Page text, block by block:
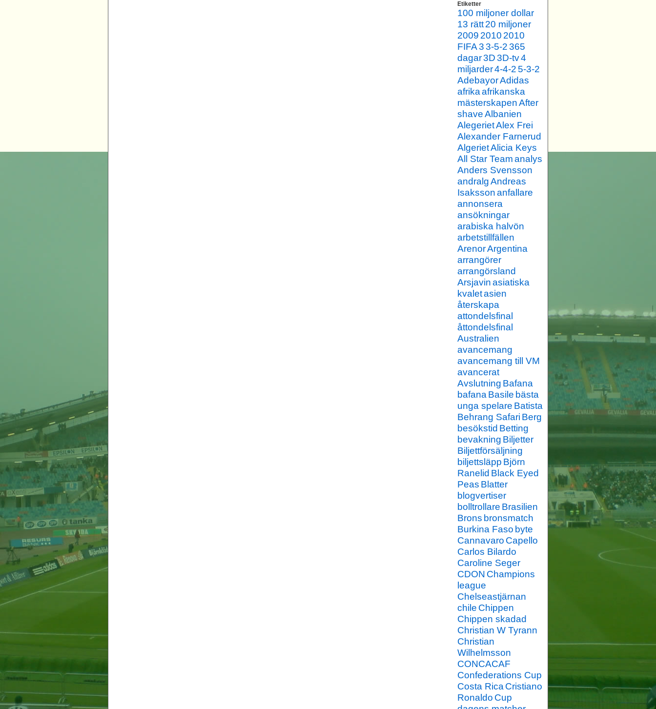
Etiketter
100 miljoner dollar
13 rätt20 miljoner
2009 2010 2010
FIFA33-5-2365
dagar3D3D-tv4
miljarder4-4-2 5-3-2
AdebayorAdidas
afrikaafrikanska
mästerskapenAfter
shaveAlbanien
AlegerietAlex Frei
Alexander Farnerud
AlgerietAlicia Keys
All Star Teamanalys
Anders Svensson
andralgAndreas
Isakssonanfallare
annonsera
ansökningar
arabiska halvön
arbetstillfällen
ArenorArgentina
arrangörer
arrangörsland
Arsjavinasiatiska
kvaletasien
återskapa
attondelsfinal
åttondelsfinal
Australien
avancemang
avancemang till VM
avancerat
Avslutning Bafana
bafana Basile bästa
unga spelare Batista
Behrang Safari Berg
besökstid Betting
bevakning Biljetter
Biljettförsäljning
biljettsläpp Björn
Ranelid Black Eyed
Peas Blatter
blogvertiser
bolltrollare Brasilien
Brons bronsmatch
Burkina Faso byte
Cannavaro Capello
Carlos Bilardo
Caroline Seger
CDON Champions
league
Chelseastjärnan
chile Chippen
Chippen skadad
Christian W Tyrann
Christian
Wilhelmsson
CONCACAF
Confederations Cup
Costa Rica Cristiano
Ronaldo Cup